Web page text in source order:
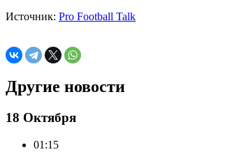
Источник: Pro Football Talk
Другие новости
18 Октября
01:15